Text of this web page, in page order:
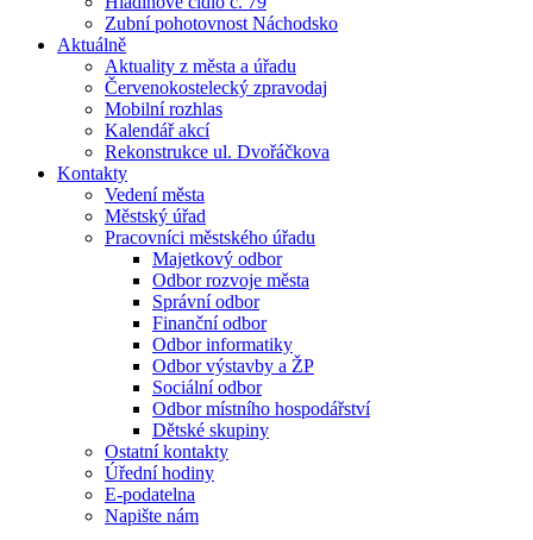
Zubní pohotovnost Náchodsko
Aktuálně
Aktuality z města a úřadu
Červenokostelecký zpravodaj
Mobilní rozhlas
Kalendář akcí
Rekonstrukce ul. Dvořáčkova
Kontakty
Vedení města
Městský úřad
Pracovníci městského úřadu
Majetkový odbor
Odbor rozvoje města
Správní odbor
Finanční odbor
Odbor informatiky
Odbor výstavby a ŽP
Sociální odbor
Odbor místního hospodářství
Dětské skupiny
Ostatní kontakty
Úřední hodiny
E-podatelna
Napište nám